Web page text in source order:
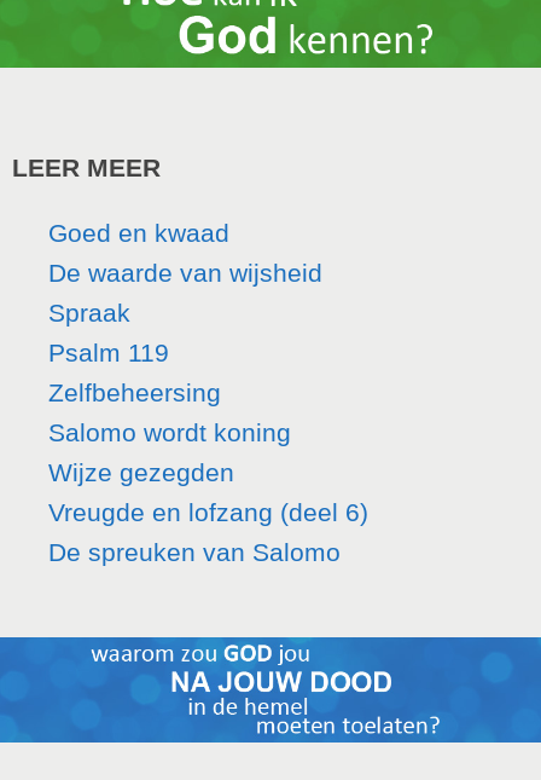
LEER MEER
Goed en kwaad
De waarde van wijsheid
Spraak
Psalm 119
Zelfbeheersing
Salomo wordt koning
Wijze gezegden
Vreugde en lofzang (deel 6)
De spreuken van Salomo